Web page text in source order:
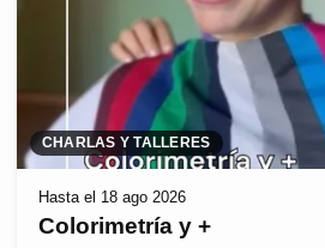
CHARLAS Y TALLERES
Hasta el 18 ago 2026
Colorimetría y +